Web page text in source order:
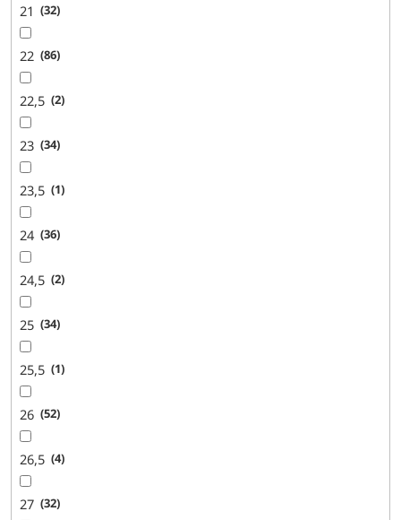
21 32
22 86
22,5 2
23 34
23,5 1
24 36
24,5 2
25 34
25,5 1
26 52
26,5 4
27 32